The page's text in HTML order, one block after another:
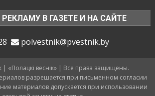
В ГАЗЕТЕ И НА САЙТЕ
polvestnik@pvestnik.by
| «Полацкі веснік» | Все права защищены.
разрешается при письменном согласии
материалов допускается при использовании